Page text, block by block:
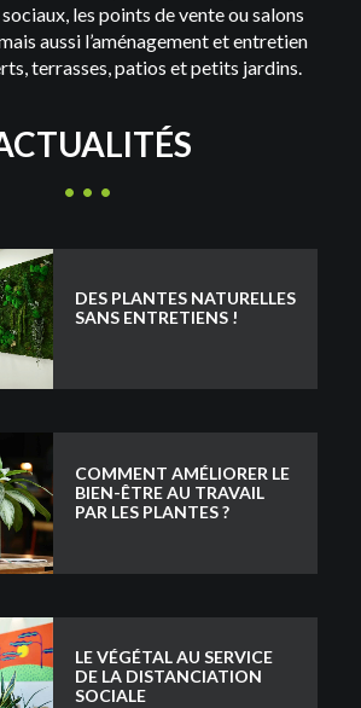
les points de vente ou salons
aussi l’aménagement et entretien
terrasses, patios et petits jardins.
DES PLANTES NATURELLES
SANS ENTRETIENS !
COMMENT AMÉLIORER LE
BIEN-ÊTRE AU TRAVAIL
PAR LES PLANTES ?
LE VÉGÉTAL AU SERVICE
DE LA DISTANCIATION
SOCIALE